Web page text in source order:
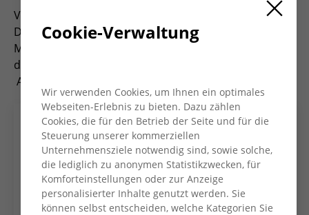
Viermal im Jahr erscheint das Magazin „AWO Konkret“.
Das Heft informiert Mitglieder, Mitarbeiter*innen und
Multiplikator*innen und bietet Einblicke in die Arbeit
des Kreisverbandes und seiner Ortsvereine und
AWO-Treffs.
Cookie-Verwaltung
Wir verwenden Cookies, um Ihnen ein optimales
Webseiten-Erlebnis zu bieten. Dazu zählen
Cookies, die für den Betrieb der Seite und für die
Steuerung unserer kommerziellen
Unternehmensziele notwendig sind, sowie solche,
die lediglich zu anonymen Statistikzwecken, für
Komforteinstellungen oder zur Anzeige
personalisierter Inhalte genutzt werden. Sie
können selbst entscheiden, welche Kategorien Sie